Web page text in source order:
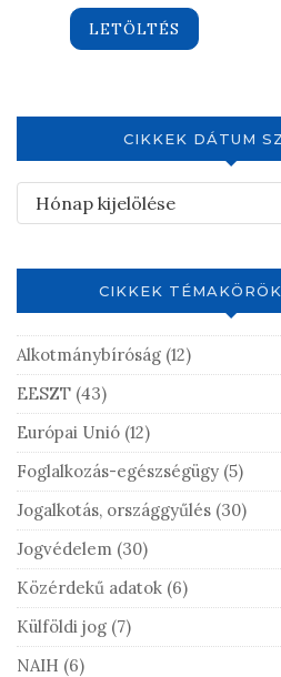
LETÖLTÉS
CIKKEK DÁTUM
CIKKEK
Alkotmánybíróság (12)
EESZT (43)
Európai Unió (12)
Foglalkozás-egészségügy (5)
Jogalkotás, országgyűlés (30)
Jogvédelem (30)
Közérdekű adatok (6)
Külföldi jog (7)
NAIH (6)